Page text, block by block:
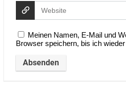
Meinen Namen, E-Mail und
Browser speichern, bis ich